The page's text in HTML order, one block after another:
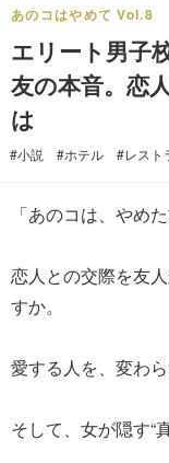
あのコはやめて Vol.8
エリート男子
友の本音。恋
は
#小説 #ホテル #レスト
「あのコは、やめ
恋人との交際を友
すか。
愛する人を、変わ
そして、女が隠す“